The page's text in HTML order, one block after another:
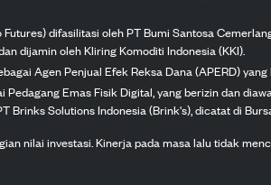
difasilitasi oleh PT Bumi Santosa
dijamin oleh Kliring Komoditi Indonesia (KKI).
Agen Penjual Efek Reksa Dana (APERD)
Emas Fisik Digital, yang berizin dan
Brinks Solutions Indonesia (Brink's), dicatat di
nilai investasi. Kinerja pada masa lalu tidak